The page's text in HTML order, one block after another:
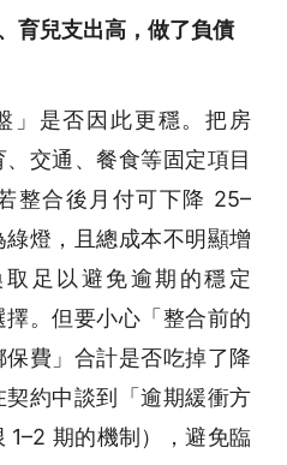
育兒支出高，做了負債
」是否因此更穩。把房
交通、餐食等固定項目
整合後月付可下降 25–
燈，且總成本不明顯增
足以避免逾期的穩定
。但要小心「整合前的
費」合計是否吃掉了降
約中談到「逾期緩衝方
1–2 期的機制），避免臨